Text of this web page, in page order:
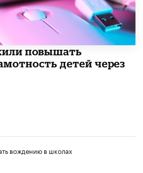
повышать
детей через
вождению в школах